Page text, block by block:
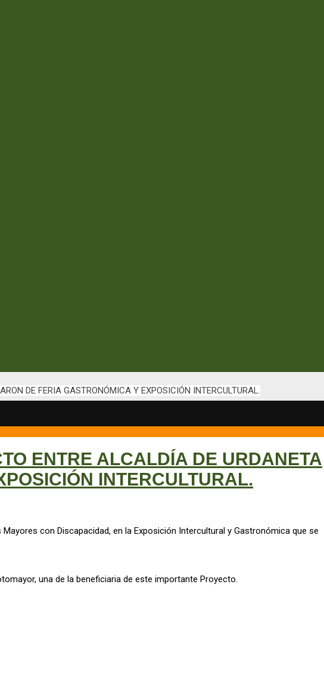
DE FERIA GASTRONÓMICA Y EXPOSICIÓN INTERCULTURAL.
ENTRE ALCALDÍA DE URDANETA
INTERCULTURAL.
con Discapacidad, en la Exposición Intercultural y Gastronómica que se
una de la beneficiaria de este importante Proyecto.